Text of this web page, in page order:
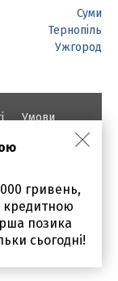
Суми
Тернопіль
Ужгород
Умови
в
гривень,
кредитною
позика
сьогодні!